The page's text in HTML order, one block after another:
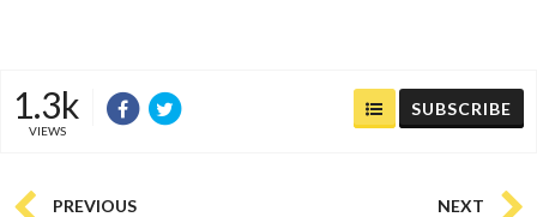
1.3k
VIEWS
SUBSCRIBE
PREVIOUS NEXT